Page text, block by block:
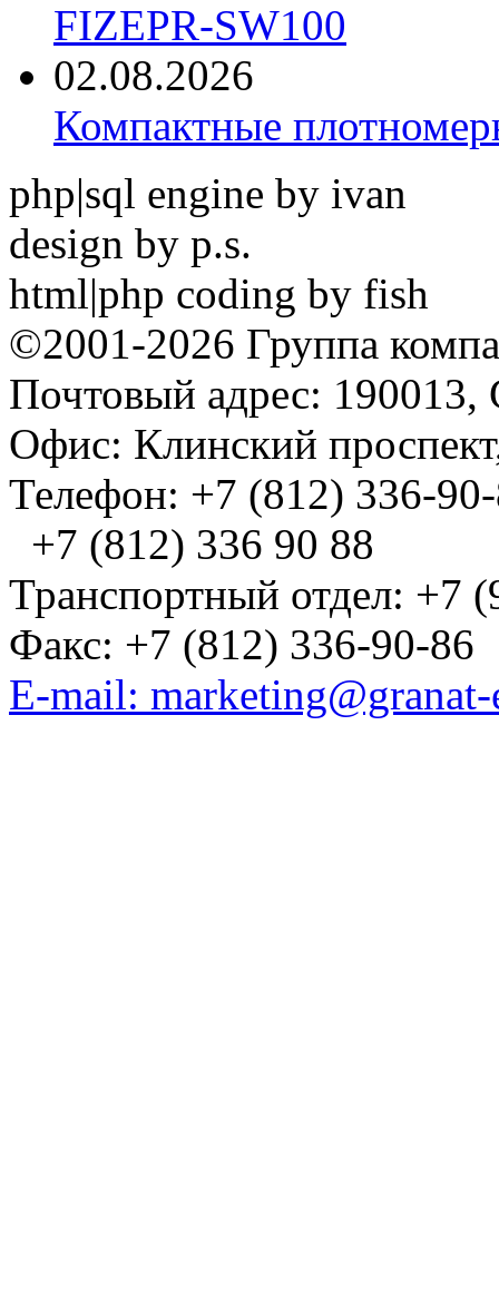
FIZEPR-SW100
02.08.2026
Компактные
php|sql engine by ivan
design by p.s.
html|php coding by fish
©2001-2026 Группа
Почтовый адрес: 190013,
Офис: Клинский
Телефон: +7 (812) 336-
+7 (812) 336 90 88
Транспортный отдел: +7
Факс: +7 (812) 336-90-86
E-mail: